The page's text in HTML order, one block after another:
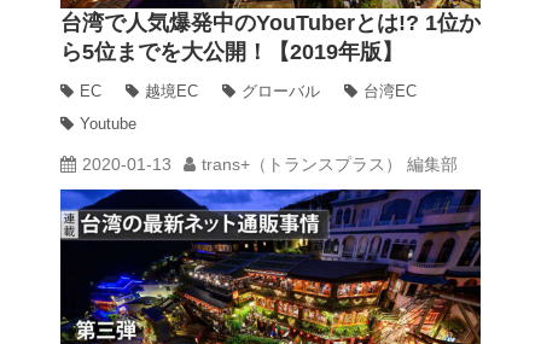
台湾で人気爆発中のYouTuberとは!? 1位か
ら5位までを大公開！【2019年版】
EC 越境EC グローバル
台湾EC
Youtube
2020-01-13 trans+（トランスプラス） 編集部